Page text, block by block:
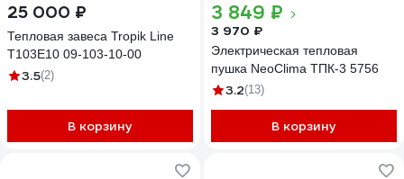
25 000 ₽
Тепловая завеса Tropik Line
Т103E10 09-103-10-00
3.5(2)
В корзину
3 849 ₽
3 970 ₽
Электрическая тепловая
пушка NeoClima ТПК-3 5756
3.2(13)
В корзину